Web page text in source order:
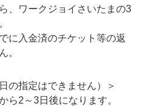
、ワークジョイさいたまの3
に入金済のチケット等の返
。
の指定はできません）＞
ら2～3日後になります。